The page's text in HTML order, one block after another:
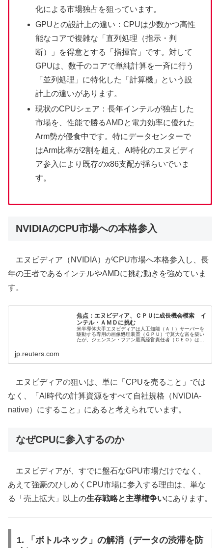
化による市場独占を狙っています。
GPUとの設計上の違い：CPUは少数かつ高性
能なコアで複雑な「直列処理（指示・判
断）」を得意とする「指揮官」です。対して
GPUは、数千のコアで単純計算を一斉に行う
「並列処理」に特化した「計算機」という設
計上の違いがあります。
現状のCPUシェア：長年インテルが独占した
市場を、性能で勝るAMDと電力効率に優れた
Arm勢が侵食中です。特にデータセンターで
はArm比率が2割を超え、AI特化のエヌビディ
ア参入により既存のx86支配が揺らいでいま
す。
NVIDIAのCPU市場への本格参入
エヌビディア（NVIDIA）がCPU市場へ本格参入し、長
年の王者であるインテルやAMDに挑む動きを強めていま
す。
焦点：エヌビディア、ＣＰＵに成長機会模索 イ
ンテル・ＡＭＤに挑む
米半導体大手エヌビディアは人工知能（ＡＩ）サーバーを
駆動する専用の画像処理装置（ＧＰＵ）で莫大な富を築い
たが、ジェンスン・フアン最高経営責任者（ＣＥＯ）は汎
jp.reuters.com
エヌビディアの狙いは、単に「CPUを売ること」では
なく、「AI時代の計算資源をすべて自社規格（NVIDIA-
native）にすること」にあると考えられています。
なぜCPUに参入するのか
エヌビディアが、すでに盤石なGPU市場だけでなく、
あえて強豪のひしめくCPU市場に参入する理由は、単な
る「売上拡大」以上の生存戦略と主導権争いにあります。
1. 「ボトルネック」の解消（データの渋滞を防